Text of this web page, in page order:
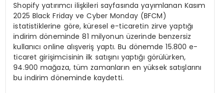
Shopify yatırımcı ilişkileri sayfasında yayımlanan Kasım
2025 Black Friday ve Cyber Monday (BFCM)
istatistiklerine göre, küresel e-ticaretin zirve yaptığı
indirim döneminde 81 milyonun üzerinde benzersiz
kullanıcı online alışveriş yaptı. Bu dönemde 15.800 e-
ticaret girişimcisinin ilk satışını yaptığı görülürken,
94.900 mağaza, tüm zamanların en yüksek satışlarını
bu indirim döneminde kaydetti.